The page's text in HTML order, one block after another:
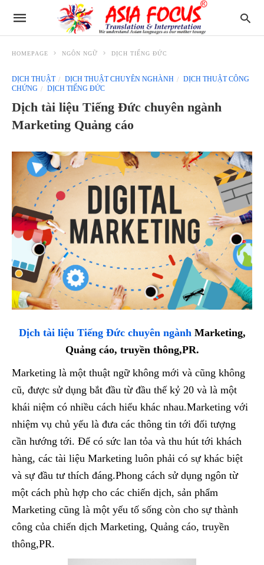
HOMEPAGE NGÔN NGỮ DỊCH TIẾNG ĐỨC
DỊCH THUẬT DỊCH THUẬT CHUYÊN NGHÀNH
DỊCH THUẬT CÔNG
CHỨNG
DỊCH TIẾNG ĐỨC
Dịch tài liệu Tiếng Đức chuyên ngành
Marketing Quảng cáo
Dịch tài liệu Tiếng Đức chuyên ngành Marketing,
Quảng cáo, truyền thông,PR.
Marketing là một thuật ngữ không mới và cũng không
cũ, được sử dụng bắt đầu từ đầu thế kỷ 20 và là một
khái niệm có nhiều cách hiểu khác nhau.Marketing với
nhiệm vụ chủ yếu là đưa các thông tin tới đối tượng
cần hướng tới. Để có sức lan tỏa và thu hút tới khách
hàng, các tài liệu Marketing luôn phải có sự khác biệt
và sự đầu tư thích đáng.Phong cách sử dụng ngôn từ
một cách phù hợp cho các chiến dịch, sản phẩm
Marketing cũng là một yếu tố sống còn cho sự thành
công của chiến dịch Marketing, Quảng cáo, truyền
thông,PR.